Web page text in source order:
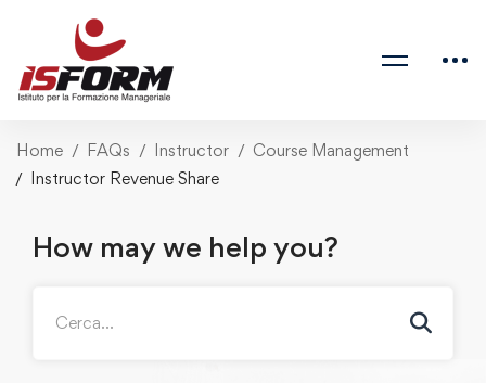
Home FAQs Instructor
Course Management
Instructor Revenue Share
How may we help you?